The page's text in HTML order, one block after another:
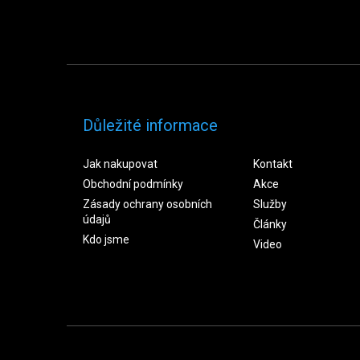
Důležité informace
Jak nakupovat
Obchodní podmínky
Zásady ochrany osobních
údajů
Kdo jsme
Kontakt
Akce
Služby
Články
Video